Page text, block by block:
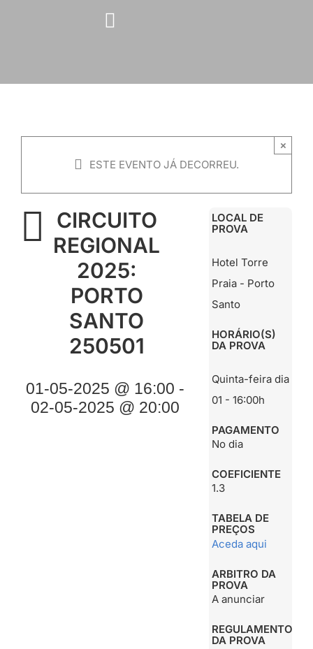
ESTE EVENTO JÁ DECORREU.
×
CIRCUITO
REGIONAL
2025:
PORTO
SANTO
250501
01-05-2025 @ 16:00 -
02-05-2025 @ 20:00
LOCAL DE
PROVA
Hotel Torre
Praia - Porto
Santo
HORÁRIO(S)
DA PROVA
Quinta-feira dia
01 - 16:00h
PAGAMENTO
No dia
COEFICIENTE
1.3
TABELA DE
PREÇOS
Aceda aqui
ARBITRO DA
PROVA
A anunciar
REGULAMENTO
DA PROVA